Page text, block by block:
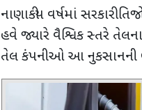
નાણાકીય વર્ષમાં સરકારી
હવે જ્યારે વૈશ્વિક સ્તરે
તેલ કંપનીઓ આ નુકસાનની